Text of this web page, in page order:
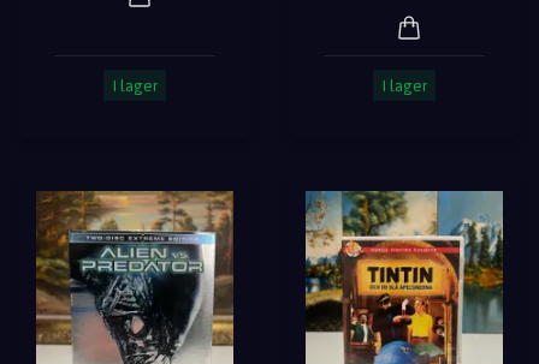
I lager I lager